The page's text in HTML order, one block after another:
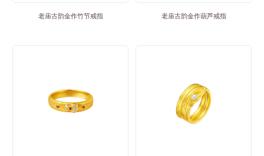
老庙古韵金作竹节戒指 老庙古韵金作葫芦戒指